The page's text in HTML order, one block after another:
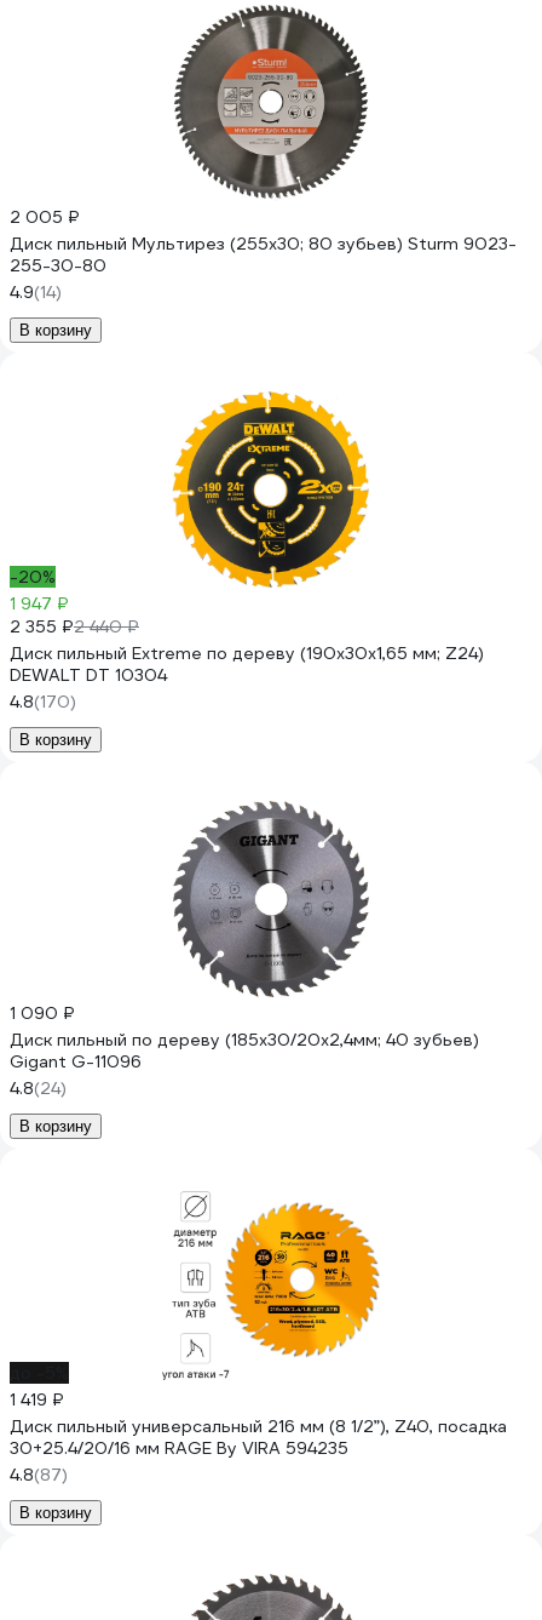
2 005 ₽
Диск пильный Мультирез (255x30; 80 зубьев) Sturm 9023-
255-30-80
4.9(14)
В корзину
-20%
1 947 ₽
2 355 ₽2 440 ₽
Диск пильный Extreme по дереву (190х30х1,65 мм; Z24)
DEWALT DT 10304
4.8(170)
В корзину
1 090 ₽
Диск пильный по дереву (185х30/20х2,4мм; 40 зубьев)
Gigant G-11096
4.8(24)
В корзину
1 419 ₽
Диск пильный универсальный 216 мм (8 1/2”), Z40, посадка
30+25.4/20/16 мм RAGE By VIRA 594235
4.8(87)
В корзину